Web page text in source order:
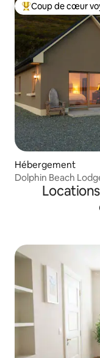
Coups de cœur
Coup de cœur
Hébergement
Dolphin Beach